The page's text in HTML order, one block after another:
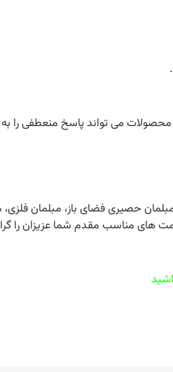
محصولات می تواند پاسخ منعطفی
مبلمان حصیری فضای باز،
های مناسب مقدم شما عزیزان را